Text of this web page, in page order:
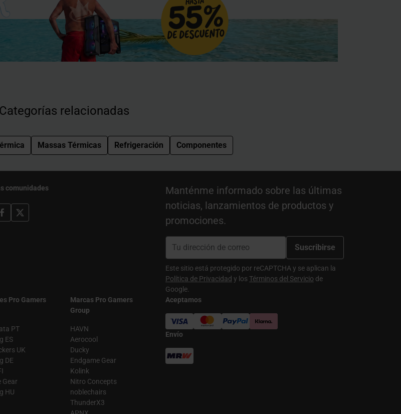
Categorías relacionadas
Massas Térmicas Refrigeración Componentes
comunidades
Manténme informado sobre las últimas
noticias, lanzamientos de productos y
promociones.
Suscribirse
Este sitio está protegido por reCAPTCHA y se aplican la
Política de Privacidad y losTérminos del Servicio de
Google.
Pro Gamers
PT
ES
UK
DE
Gear
HU
Marcas Pro Gamers
Group
HAVN
Aerocool
Ducky
Endgame Gear
Kolink
Nitro Concepts
noblechairs
ThunderX3
Aceptamos
Envío